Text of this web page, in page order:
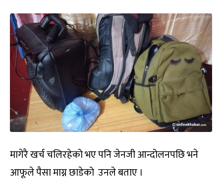
मागेरै खर्च चलिरहेको भए पनि जेनजी आन्दोलनपछि भने
आफूले पैसा माग्न छाडेको उनले बताए ।